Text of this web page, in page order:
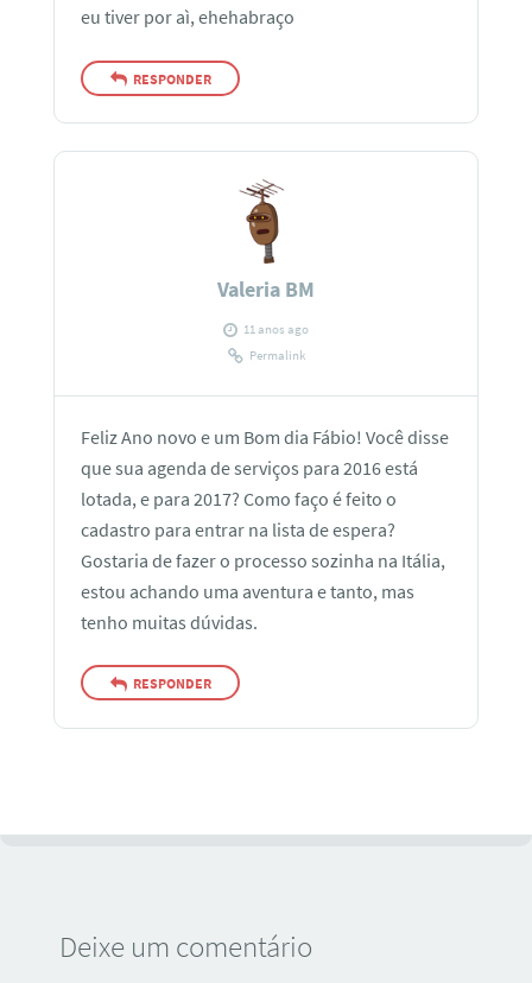
eu tiver por aì, ehehabraço
RESPONDER
Valeria BM
11 anos ago
Permalink
Feliz Ano novo e um Bom dia Fábio! Você disse
que sua agenda de serviços para 2016 está
lotada, e para 2017? Como faço é feito o
cadastro para entrar na lista de espera?
Gostaria de fazer o processo sozinha na Itália,
estou achando uma aventura e tanto, mas
tenho muitas dúvidas.
RESPONDER
Deixe um comentário